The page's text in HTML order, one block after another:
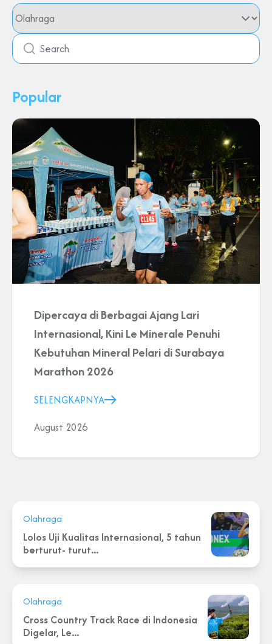
Popular
Dipercaya di Berbagai Ajang Lari
Internasional, Kini Le Minerale Penuhi
Kebutuhan Mineral Pelari di Surabaya
Marathon 2026
SELENGKAPNYA
August 2026
Olahraga
Lolos Uji Kualitas Internasional, 5 tahun
berturut- turut...
Olahraga
Cross Country Track Race di Indonesia
Digelar, Le...